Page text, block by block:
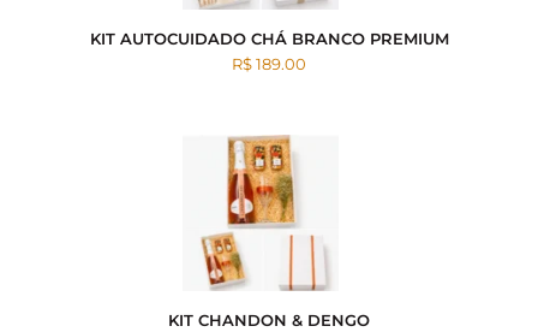
KIT AUTOCUIDADO CHÁ BRANCO PREMIUM
R$ 189.00
KIT CHANDON & DENGO